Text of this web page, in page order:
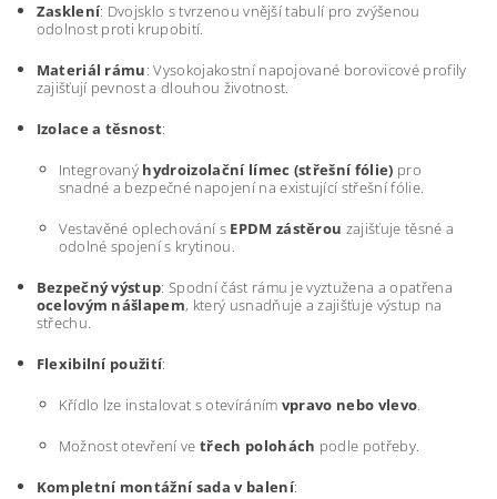
Zasklení: Dvojsklo s tvrzenou vnější tabulí pro zvýšenou
odolnost proti krupobití.
Materiál rámu: Vysokojakostní napojované borovicové profily
zajišťují pevnost a dlouhou životnost.
Izolace a těsnost:
Integrovaný hydroizolační límec (střešní fólie) pro
snadné a bezpečné napojení na existující střešní fólie.
Vestavěné oplechování s EPDM zástěrou zajišťuje těsné a
odolné spojení s krytinou.
Bezpečný výstup: Spodní část rámu je vyztužena a opatřena
ocelovým nášlapem, který usnadňuje a zajišťuje výstup na
střechu.
Flexibilní použití:
Křídlo lze instalovat s otevíráním vpravo nebo vlevo.
Možnost otevření ve třech polohách podle potřeby.
Kompletní montážní sada v balení: